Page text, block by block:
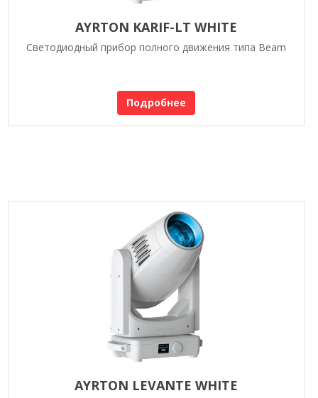
AYRTON KARIF-LT WHITE
Светодиодный прибор полного движения типа Beam
Подробнее
AYRTON LEVANTE WHITE